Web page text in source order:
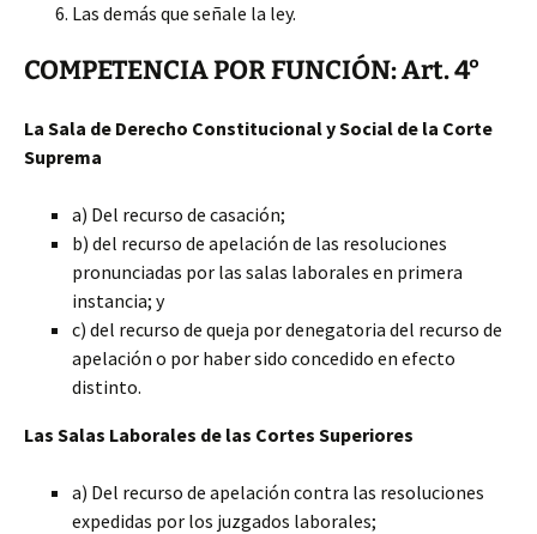
Las demás que señale la ley.
COMPETENCIA POR FUNCIÓN: Art. 4°
La Sala de Derecho Constitucional y Social de la Corte
Suprema
a) Del recurso de casación;
b) del recurso de apelación de las resoluciones
pronunciadas por las salas laborales en primera
instancia; y
c) del recurso de queja por denegatoria del recurso de
apelación o por haber sido concedido en efecto
distinto.
Las Salas Laborales de las Cortes Superiores
a) Del recurso de apelación contra las resoluciones
expedidas por los juzgados laborales;